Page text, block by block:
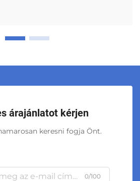
árajánlatot kérjen
keresni fogja Önt.
0/100